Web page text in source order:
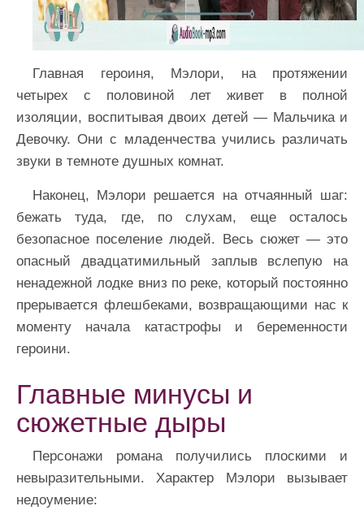
Главная героиня, Мэлори, на протяжении
четырех с половиной лет живет в полной
изоляции, воспитывая двоих детей — Мальчика и
Девочку. Они с младенчества учились различать
звуки в темноте душных комнат.
Наконец, Мэлори решается на отчаянный шаг:
бежать туда, где, по слухам, еще осталось
безопасное поселение людей. Весь сюжет — это
опасный двадцатимильный заплыв вслепую на
ненадежной лодке вниз по реке, который постоянно
прерывается флешбеками, возвращающими нас к
моменту начала катастрофы и беременности
героини.
Главные минусы и
сюжетные дыры
Персонажи романа получились плоскими и
невыразительными. Характер Мэлори вызывает
недоумение: